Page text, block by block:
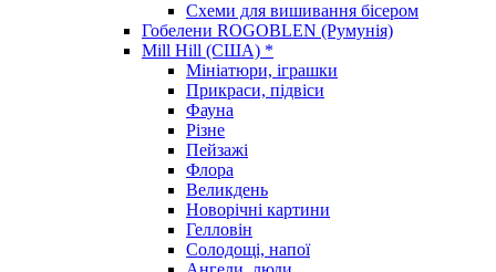
Схеми для вишивання бісером
Гобелени ROGOBLEN (Румунія)
Mill Hill (США) *
Мініатюри, іграшки
Прикраси, підвіси
Фауна
Різне
Пейзажі
Флора
Великдень
Новорічні картини
Гелловін
Солодощі, напої